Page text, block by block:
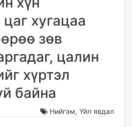
хугацаа
зөв
цалин
хүртэл
байна
Нийгэм, Үйл явдал